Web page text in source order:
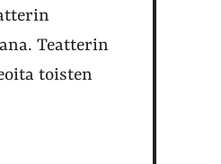
Teatterin
toisten